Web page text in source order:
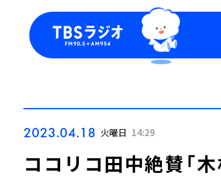
2023.04.18 火曜日 14:29
ココリコ田中絶賛「